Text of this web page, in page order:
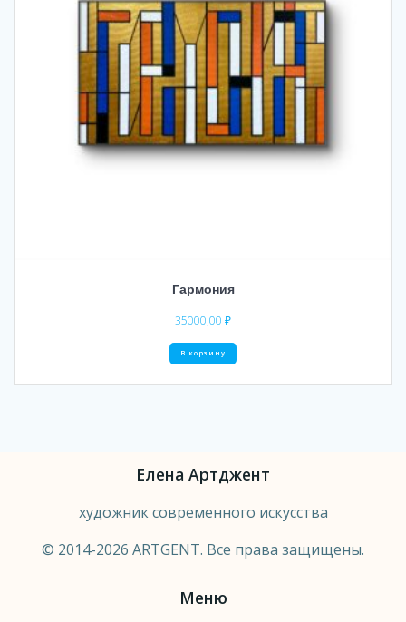
Гармония
35000,00 ₽
В корзину
Елена Артджент
художник современного искусства
© 2014-2026 ARTGENT. Все права защищены.
Меню